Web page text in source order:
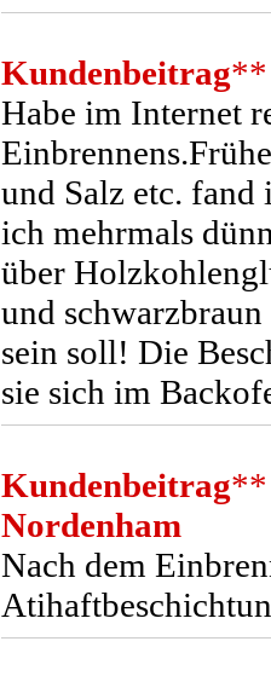
Kundenbeitrag**
Habe im Internet
und Salz etc. fand
ich mehrmals
über
und
sein soll! Die
sie sich im
Kundenbeitrag**
Nordenham
Nach dem